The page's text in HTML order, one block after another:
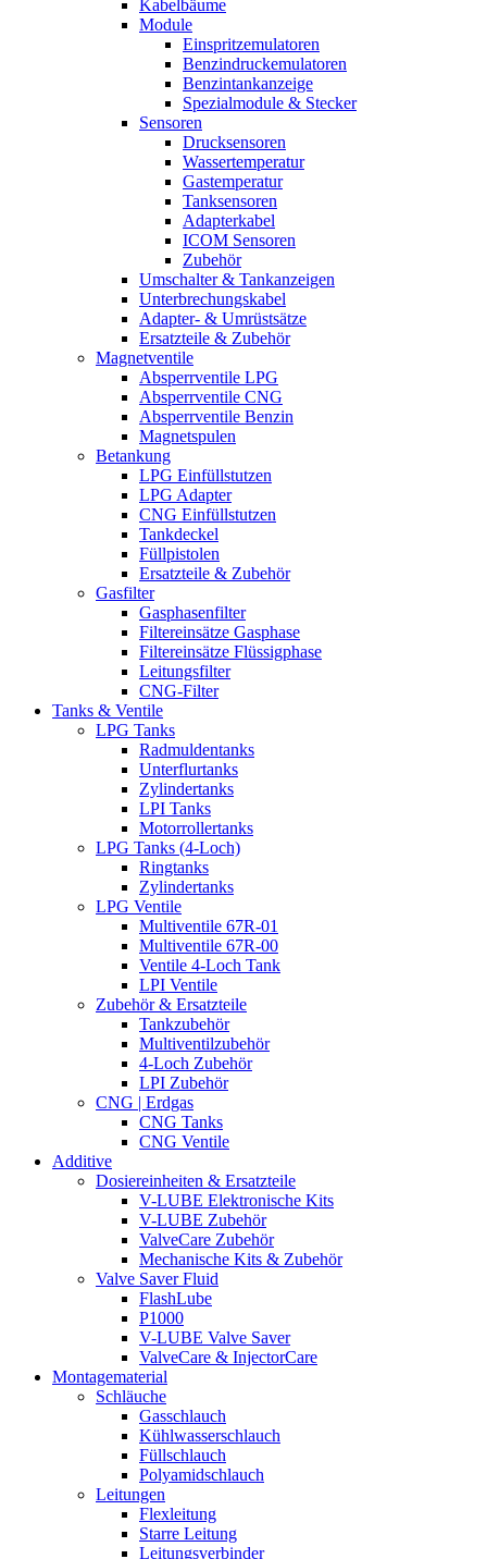
Kabelbäume
Module
Einspritzemulatoren
Benzindruckemulatoren
Benzintankanzeige
Spezialmodule & Stecker
Sensoren
Drucksensoren
Wassertemperatur
Gastemperatur
Tanksensoren
Adapterkabel
ICOM Sensoren
Zubehör
Umschalter & Tankanzeigen
Unterbrechungskabel
Adapter- & Umrüstsätze
Ersatzteile & Zubehör
Magnetventile
Absperrventile LPG
Absperrventile CNG
Absperrventile Benzin
Magnetspulen
Betankung
LPG Einfüllstutzen
LPG Adapter
CNG Einfüllstutzen
Tankdeckel
Füllpistolen
Ersatzteile & Zubehör
Gasfilter
Gasphasenfilter
Filtereinsätze Gasphase
Filtereinsätze Flüssigphase
Leitungsfilter
CNG-Filter
Tanks & Ventile
LPG Tanks
Radmuldentanks
Unterflurtanks
Zylindertanks
LPI Tanks
Motorrollertanks
LPG Tanks (4-Loch)
Ringtanks
Zylindertanks
LPG Ventile
Multiventile 67R-01
Multiventile 67R-00
Ventile 4-Loch Tank
LPI Ventile
Zubehör & Ersatzteile
Tankzubehör
Multiventilzubehör
4-Loch Zubehör
LPI Zubehör
CNG | Erdgas
CNG Tanks
CNG Ventile
Additive
Dosiereinheiten & Ersatzteile
V-LUBE Elektronische Kits
V-LUBE Zubehör
ValveCare Zubehör
Mechanische Kits & Zubehör
Valve Saver Fluid
FlashLube
P1000
V-LUBE Valve Saver
ValveCare & InjectorCare
Montagematerial
Schläuche
Gasschlauch
Kühlwasserschlauch
Füllschlauch
Polyamidschlauch
Leitungen
Flexleitung
Starre Leitung
Leitungsverbinder